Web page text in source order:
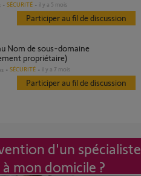
SÉCURITÉ il y a 5 mois
Participer au fil de discussion
propriétaire)
SÉCURITÉ il y a 7 mois
Participer au fil de discussion
d'un spécialiste
à mon domicile ?